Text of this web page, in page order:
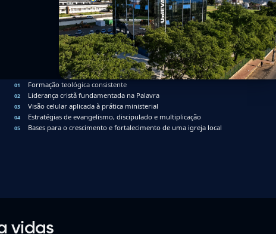
Formação teológica consistente
Liderança cristã fundamentada na Palavra
Visão celular aplicada à prática ministerial
Estratégias de evangelismo, discipulado e multiplicação
Bases para o crescimento e fortalecimento de uma igreja local
vidas